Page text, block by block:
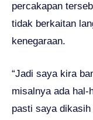
percakapan
tidak berkaitan
kenegaraan.
“Jadi saya kira
misalnya ada hal-
pasti saya